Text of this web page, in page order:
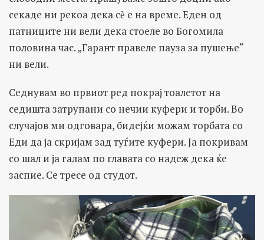
секаде ни рекоа дека сѐ е на време. Еден од
патниците ни вели дека стоеле во Богомила
половина час. „Гарант правеле пауза за пушење“
ни вели.
Седнувам во првиот ред покрај тоалетот на
седишта затрупани со нечии куфери и торби. Во
случајов ми одговара, бидејќи можам торбата со
Еди да ја скријам зад туѓите куфери. Ја покривам
со шал и ја галам по главата со надеж дека ќе
заспие. Се тресе од студот.